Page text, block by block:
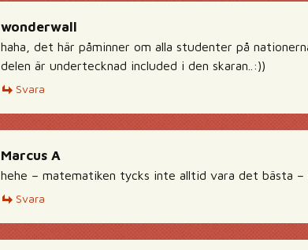
wonderwall
haha, det här påminner om alla studenter på
delen är undertecknad included i den skaran..:))
Svara
Marcus A
hehe – matematiken tycks inte alltid vara det bästa –
Svara